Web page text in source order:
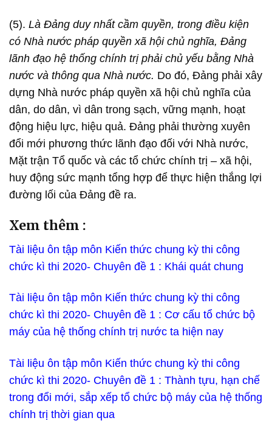
(5). Là Đảng duy nhất cầm quyền, trong điều kiện
có Nhà nước pháp quyền xã hội chủ nghĩa, Đảng
lãnh đạo hệ thống chính trị phải chủ yếu bằng Nhà
nước và thông qua Nhà nước. Do đó, Đảng phải xây
dựng Nhà nước pháp quyền xã hội chủ nghĩa của
dân, do dân, vì dân trong sạch, vững mạnh, hoạt
động hiệu lực, hiệu quả. Đảng phải thường xuyên
đổi mới phương thức lãnh đạo đối với Nhà nước,
Mặt trận Tổ quốc và các tổ chức chính trị – xã hội,
huy động sức mạnh tổng hợp để thực hiện thắng lợi
đường lối của Đảng đề ra.
Xem thêm :
Tài liệu ôn tập môn Kiến thức chung kỳ thi công
chức kì thi 2020- Chuyên đề 1 : Khái quát chung
Tài liệu ôn tập môn Kiến thức chung kỳ thi công
chức kì thi 2020- Chuyên đề 1 : Cơ cấu tổ chức bộ
máy của hệ thống chính trị nước ta hiện nay
Tài liệu ôn tập môn Kiến thức chung kỳ thi công
chức kì thi 2020- Chuyên đề 1 : Thành tựu, hạn chế
trong đổi mới, sắp xếp tổ chức bộ máy của hệ thống
chính trị thời gian qua